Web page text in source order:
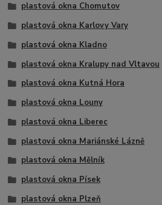
plastová okna Chomutov
plastová okna Karlovy Vary
plastová okna Kladno
plastová okna Kralupy nad Vltavou
plastová okna Kutná Hora
plastová okna Louny
plastová okna Liberec
plastová okna Mariánské Lázně
plastová okna Mělník
plastová okna Písek
plastová okna Plzeň